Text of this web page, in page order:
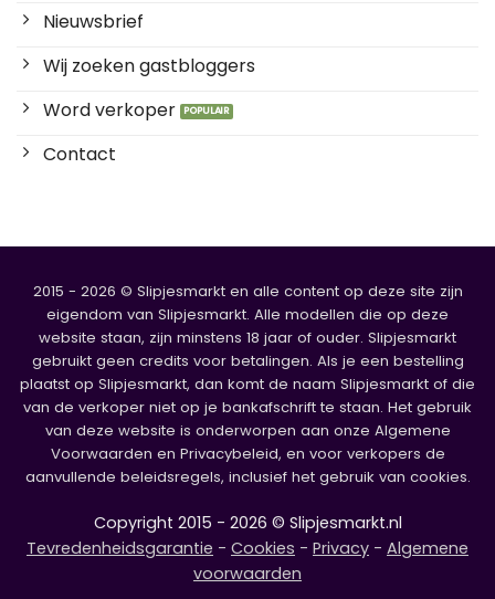
Nieuwsbrief
Wij zoeken gastbloggers
Word verkoper
Contact
2015 - 2026 © Slipjesmarkt en alle content op deze site zijn
eigendom van Slipjesmarkt. Alle modellen die op deze
website staan, zijn minstens 18 jaar of ouder. Slipjesmarkt
gebruikt geen credits voor betalingen. Als je een bestelling
plaatst op Slipjesmarkt, dan komt de naam Slipjesmarkt of die
van de verkoper niet op je bankafschrift te staan. Het gebruik
van deze website is onderworpen aan onze Algemene
Voorwaarden en Privacybeleid, en voor verkopers de
aanvullende beleidsregels, inclusief het gebruik van cookies.
Copyright 2015 - 2026 © Slipjesmarkt.nl
Tevredenheidsgarantie - Cookies - Privacy - Algemene
voorwaarden